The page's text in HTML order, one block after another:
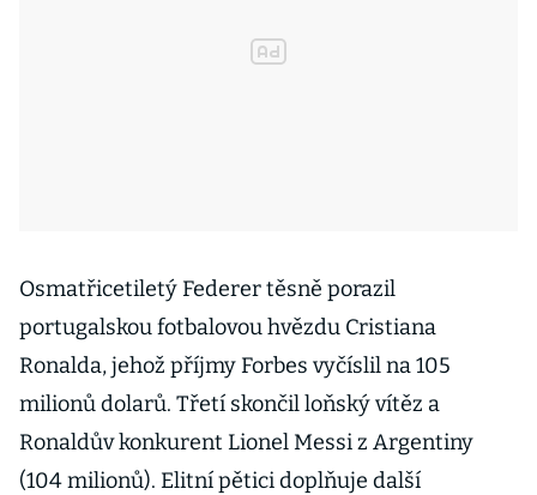
Osmatřicetiletý Federer těsně porazil
portugalskou fotbalovou hvězdu Cristiana
Ronalda, jehož příjmy Forbes vyčíslil na 105
milionů dolarů. Třetí skončil loňský vítěz a
Ronaldův konkurent Lionel Messi z Argentiny
(104 milionů). Elitní pětici doplňuje další